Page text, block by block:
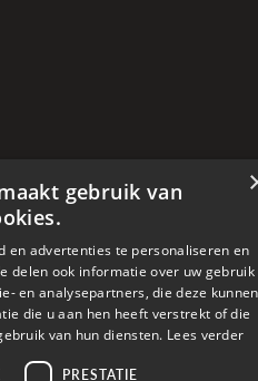
gebruik van
en advertenties te personaliseren en
delen ook informatie over uw gebruik
en analysepartners, die deze kunnen
die u aan hen heeft verstrekt of die
van hun diensten. Lees verder
PRESTATIE